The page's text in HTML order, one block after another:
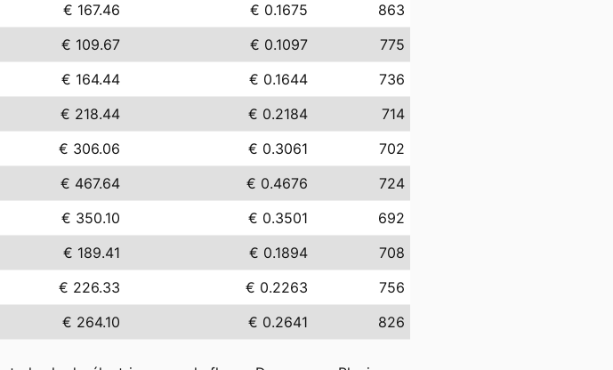
€ 167.46 € 0.1675
863
€ 109.67 € 0.1097
775
€ 164.44 € 0.1644
736
€ 218.44 € 0.2184
714
€ 306.06 € 0.3061
702
€ 467.64 € 0.4676
724
€ 350.10 € 0.3501
692
€ 189.41 € 0.1894
708
€ 226.33 € 0.2263
756
€ 264.10 € 0.2641 826